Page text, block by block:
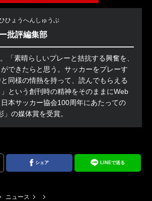
ひょうへんしゅうぶ
批評編集部
「素晴らしいプレーと拮抗する興奮を、
できたらと思う。サッカーをプレーす
同様の情熱を持って、読んでもらえる
という創刊時の精神をそのままにWeb
本サッカー協会100周年にあたっての
」の媒体賞を受賞。
シェア LINEで送る
ニュース